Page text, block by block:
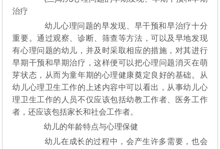
治疗
幼儿心理问题的早发现、早干预和早治疗十分
重要。通过观察、诊断、筛查等方法，可以及早地发现
有心理问题的幼儿，并及时采取相应的措施，对其进行
早期干预和早期治疗，这样便可以把心理问题消灭在萌
芽状态，从而为童年期的心理健康奠定良好的基础。从
幼儿心理卫生工作的上述内容中可以看出，从事幼儿心
理卫生工作的人员不仅应该包括幼教工作者、医务工作
者，还应该包括家长和社会工作者。
幼儿的年龄特点与心理保健
幼儿在成长的过程中，会产生许多需要，也会